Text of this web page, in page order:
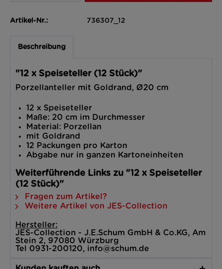
Artikel-Nr.: 736307_12
Beschreibung
"12 x Speiseteller (12 Stück)"
Porzellanteller mit Goldrand, Ø20 cm
12 x Speiseteller
Maße: 20 cm im Durchmesser
Material: Porzellan
mit Goldrand
12 Packungen pro Karton
Abgabe nur in ganzen Kartoneinheiten
Weiterführende Links zu "12 x Speiseteller
(12 Stück)"
Fragen zum Artikel?
Weitere Artikel von JES-Collection
Hersteller:
JES-Collection - J.E.Schum GmbH & Co.KG, Am
Stein 2, 97080 Würzburg
Tel 0931-200120, info@schum.de